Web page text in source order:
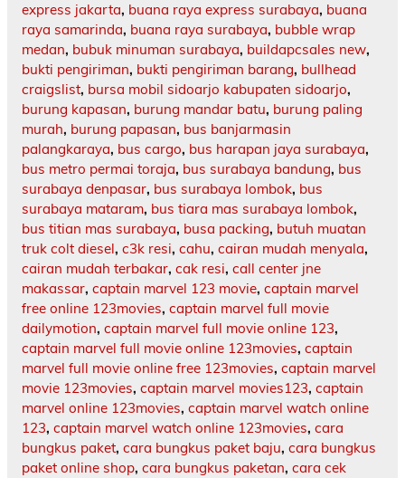
express jakarta, buana raya express surabaya, buana
raya samarinda, buana raya surabaya, bubble wrap
medan, bubuk minuman surabaya, buildapcsales new,
bukti pengiriman, bukti pengiriman barang, bullhead
craigslist, bursa mobil sidoarjo kabupaten sidoarjo,
burung kapasan, burung mandar batu, burung paling
murah, burung papasan, bus banjarmasin
palangkaraya, bus cargo, bus harapan jaya surabaya,
bus metro permai toraja, bus surabaya bandung, bus
surabaya denpasar, bus surabaya lombok, bus
surabaya mataram, bus tiara mas surabaya lombok,
bus titian mas surabaya, busa packing, butuh muatan
truk colt diesel, c3k resi, cahu, cairan mudah menyala,
cairan mudah terbakar, cak resi, call center jne
makassar, captain marvel 123 movie, captain marvel
free online 123movies, captain marvel full movie
dailymotion, captain marvel full movie online 123,
captain marvel full movie online 123movies, captain
marvel full movie online free 123movies, captain marvel
movie 123movies, captain marvel movies123, captain
marvel online 123movies, captain marvel watch online
123, captain marvel watch online 123movies, cara
bungkus paket, cara bungkus paket baju, cara bungkus
paket online shop, cara bungkus paketan, cara cek